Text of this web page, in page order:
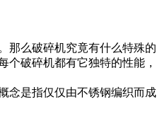
那么破碎机究竟有什么特殊的
破碎机都有它独特的性能，
念是指仅仅由不锈钢编织而成